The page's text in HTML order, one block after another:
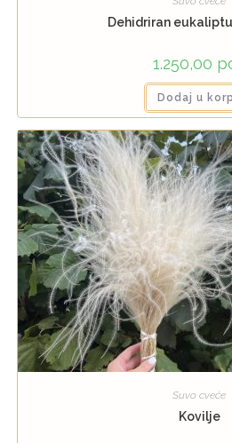
Dehidriran
1.250,00
Dodaj u
Suvo cveće
Kovilje